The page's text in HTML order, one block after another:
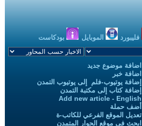
فليبورد الموبايل بودكاست
اضافة موضوع جديد
اضافة خبر
إضافة يوتيوب-فلم إلى يوتيوب التمدن
إضافة كتاب إلى مكتبة التمدن
Add new article - English
أضف حملة
تعديل الموقع الفرعي للكاتب-ة
ابحث في موقع الحوار المتمدن